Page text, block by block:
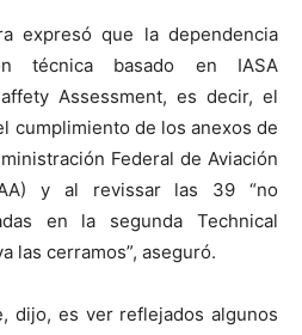
expresó que la dependencia
técnica basado en IASA
Assessment, es decir, el
cumplimiento de los anexos de
Federal de Aviación
y al revissar las 39 “no
en la segunda Technical
las cerramos”, aseguró.
dijo, es ver reflejados algunos